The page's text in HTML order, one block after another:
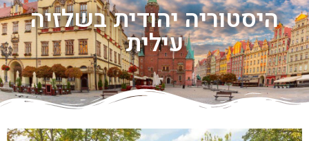
היסטוריה יהודית בשלזיה
עילית